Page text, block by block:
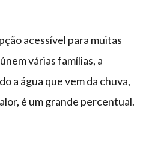
acessível para muitas
várias famílias, a
a água que vem da chuva,
é um grande percentual.